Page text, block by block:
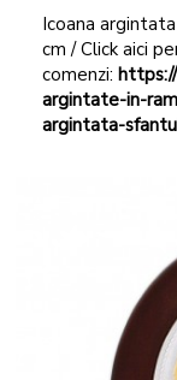
Icoana
cm / Click aici
comenzi:
argintate-in-
argintata-